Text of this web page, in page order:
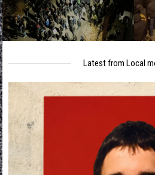
Latest from Local